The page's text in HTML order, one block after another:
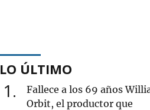
LO ÚLTIMO
1
Fallece a los 69 años
Orbit, el productor que